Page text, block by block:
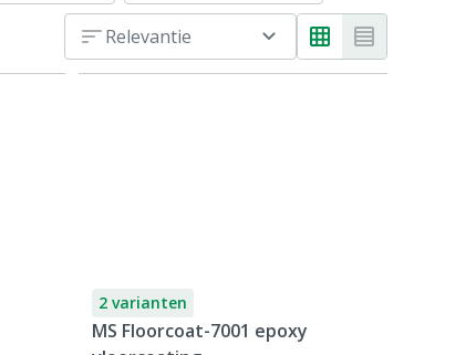
Relevantie
2 varianten
MS Floorcoat-7001 epoxy